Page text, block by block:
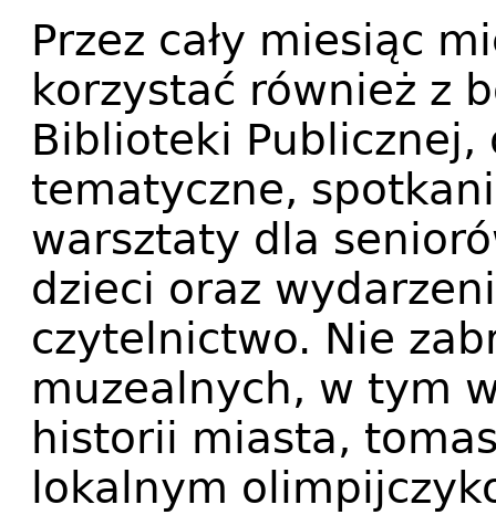
Przez cały miesiąc
korzystać również z
Biblioteki
tematyczne,
warsztaty dla
dzieci oraz
czytelnictwo. Nie
muzealnych, w tym
historii miasta,
lokalnym